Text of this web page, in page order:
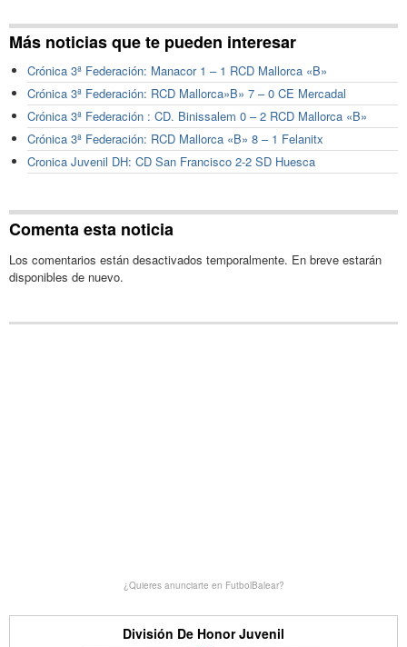
Más noticias que te pueden interesar
Crónica 3ª Federación: Manacor 1 – 1 RCD Mallorca «B»
Crónica 3ª Federación: RCD Mallorca»B» 7 – 0 CE Mercadal
Crónica 3ª Federación : CD. Binissalem 0 – 2 RCD Mallorca «B»
Crónica 3ª Federación: RCD Mallorca «B» 8 – 1 Felanitx
Cronica Juvenil DH: CD San Francisco 2-2 SD Huesca
Comenta esta noticia
Los comentarios están desactivados temporalmente. En breve estarán
disponibles de nuevo.
¿Quieres anunciarte en FutbolBalear?
División De Honor Juvenil